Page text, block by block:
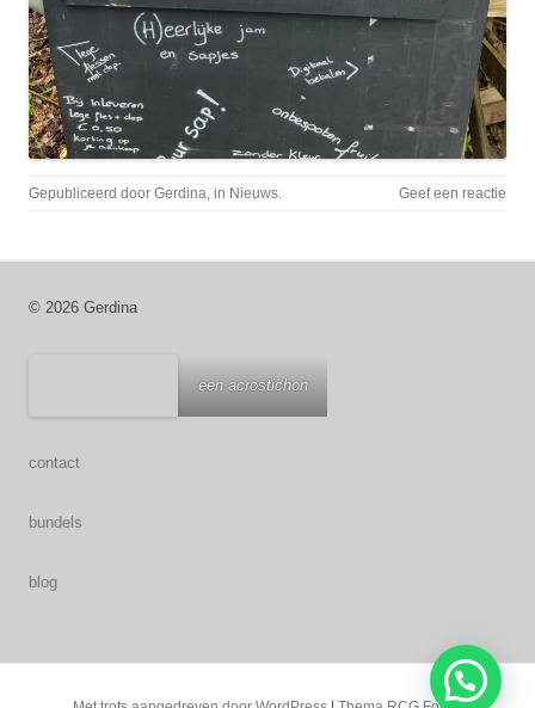
Gepubliceerd door Gerdina, in Nieuws. Geef een reactie
© 2026 Gerdina
een acrostichon
contact
bundels
blog